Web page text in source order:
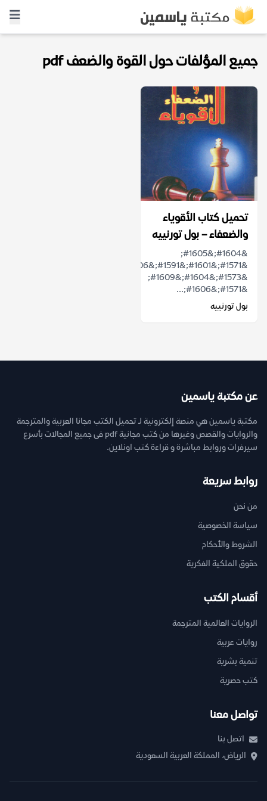
جميع المؤلفات حول القوة والضعف pdf
تحميل كتاب الأقوياء
والضعفاء – بول تورنييه
&#1604;&#1605;
&#1573;&#1604;&#1609;
&#1571;&#1606;...
بول تورنييه
عن مكتبة ياسمين
مكتبة ياسمين هي منصة إلكترونية لـ تحميل الكتب مجانا العربية والمترجمة
والروايات والقصص وغيرها من كتب مجانية pdf فى جميع المجالات بأسرع
سيرفرات وروابط مباشرة و قراءة كتب اونلاين.
روابط سريعة
من نحن
سياسة الخصوصية
الشروط والأحكام
حقوق الملكية الفكرية
أقسام الكتب
الروايات العالمية المترجمة
روايات عربية
تنمية بشرية
كتب حصرية
تواصل معنا
اتصل بنا
الرياض، المملكة العربية السعودية